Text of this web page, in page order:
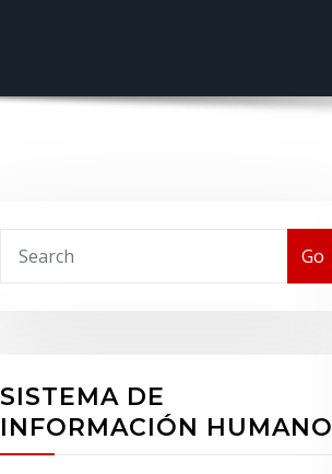
Go
SISTEMA DE
INFORMACIÓN HUMANO